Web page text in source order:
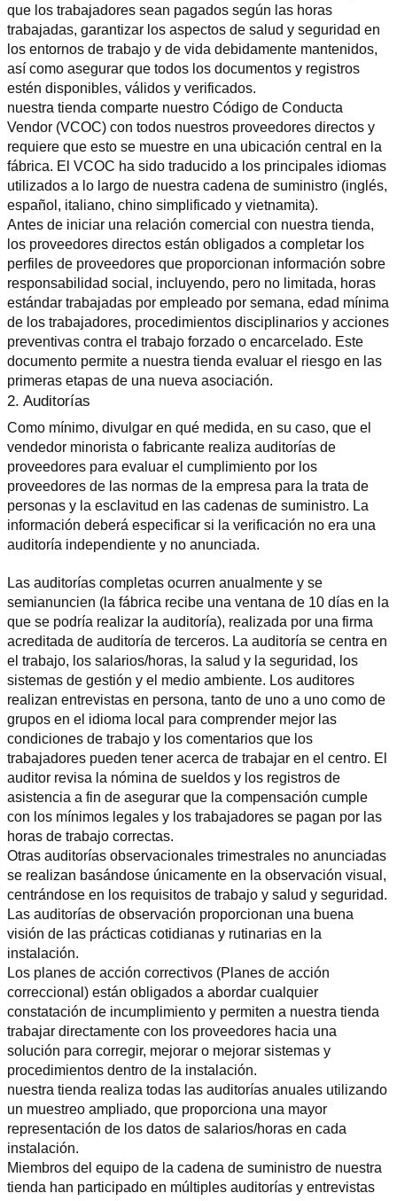
que los trabajadores sean pagados según las horas
trabajadas, garantizar los aspectos de salud y seguridad en
los entornos de trabajo y de vida debidamente mantenidos,
así como asegurar que todos los documentos y registros
estén disponibles, válidos y verificados.
nuestra tienda comparte nuestro Código de Conducta
Vendor (VCOC) con todos nuestros proveedores directos y
requiere que esto se muestre en una ubicación central en la
fábrica. El VCOC ha sido traducido a los principales idiomas
utilizados a lo largo de nuestra cadena de suministro (inglés,
español, italiano, chino simplificado y vietnamita).
Antes de iniciar una relación comercial con nuestra tienda,
los proveedores directos están obligados a completar los
perfiles de proveedores que proporcionan información sobre
responsabilidad social, incluyendo, pero no limitada, horas
estándar trabajadas por empleado por semana, edad mínima
de los trabajadores, procedimientos disciplinarios y acciones
preventivas contra el trabajo forzado o encarcelado. Este
documento permite a nuestra tienda evaluar el riesgo en las
primeras etapas de una nueva asociación.
2. Auditorías
Como mínimo, divulgar en qué medida, en su caso, que el
vendedor minorista o fabricante realiza auditorías de
proveedores para evaluar el cumplimiento por los
proveedores de las normas de la empresa para la trata de
personas y la esclavitud en las cadenas de suministro. La
información deberá especificar si la verificación no era una
auditoría independiente y no anunciada.
Las auditorías completas ocurren anualmente y se
semianuncien (la fábrica recibe una ventana de 10 días en la
que se podría realizar la auditoría), realizada por una firma
acreditada de auditoría de terceros. La auditoría se centra en
el trabajo, los salarios/horas, la salud y la seguridad, los
sistemas de gestión y el medio ambiente. Los auditores
realizan entrevistas en persona, tanto de uno a uno como de
grupos en el idioma local para comprender mejor las
condiciones de trabajo y los comentarios que los
trabajadores pueden tener acerca de trabajar en el centro. El
auditor revisa la nómina de sueldos y los registros de
asistencia a fin de asegurar que la compensación cumple
con los mínimos legales y los trabajadores se pagan por las
horas de trabajo correctas.
Otras auditorías observacionales trimestrales no anunciadas
se realizan basándose únicamente en la observación visual,
centrándose en los requisitos de trabajo y salud y seguridad.
Las auditorías de observación proporcionan una buena
visión de las prácticas cotidianas y rutinarias en la
instalación.
Los planes de acción correctivos (Planes de acción
correccional) están obligados a abordar cualquier
constatación de incumplimiento y permiten a nuestra tienda
trabajar directamente con los proveedores hacia una
solución para corregir, mejorar o mejorar sistemas y
procedimientos dentro de la instalación.
nuestra tienda realiza todas las auditorías anuales utilizando
un muestreo ampliado, que proporciona una mayor
representación de los datos de salarios/horas en cada
instalación.
Miembros del equipo de la cadena de suministro de nuestra
tienda han participado en múltiples auditorías y entrevistas